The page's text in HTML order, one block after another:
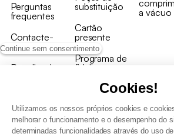
Continue sem consentimento
Cookies!
Utilizamos os nossos próprios cookies e
melhorar o funcionamento e o desempenho do
determinadas funcionalidades através do uso
Perguntas
frequentes
Contacte-
nos
Recolha de
substituição
Cartão
presente
Programa de
fidelizaçao
a vácuo